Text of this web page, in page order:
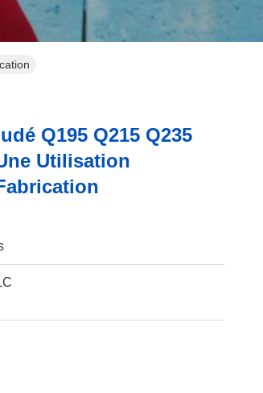
Q195 Q215 Q235
Utilisation